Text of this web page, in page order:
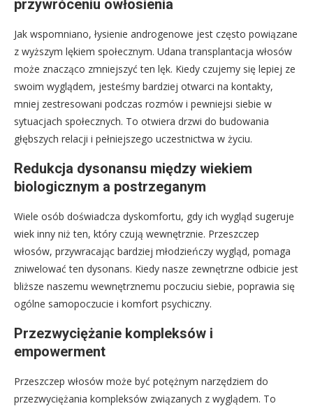
przywróceniu owłosienia
Jak wspomniano, łysienie androgenowe jest często powiązane
z wyższym lękiem społecznym. Udana transplantacja włosów
może znacząco zmniejszyć ten lęk. Kiedy czujemy się lepiej ze
swoim wyglądem, jesteśmy bardziej otwarci na kontakty,
mniej zestresowani podczas rozmów i pewniejsi siebie w
sytuacjach społecznych. To otwiera drzwi do budowania
głębszych relacji i pełniejszego uczestnictwa w życiu.
Redukcja dysonansu między wiekiem
biologicznym a postrzeganym
Wiele osób doświadcza dyskomfortu, gdy ich wygląd sugeruje
wiek inny niż ten, który czują wewnętrznie. Przeszczep
włosów, przywracając bardziej młodzieńczy wygląd, pomaga
zniwelować ten dysonans. Kiedy nasze zewnętrzne odbicie jest
bliższe naszemu wewnętrznemu poczuciu siebie, poprawia się
ogólne samopoczucie i komfort psychiczny.
Przezwyciężanie kompleksów i
empowerment
Przeszczep włosów może być potężnym narzędziem do
przezwyciężania kompleksów związanych z wyglądem. To